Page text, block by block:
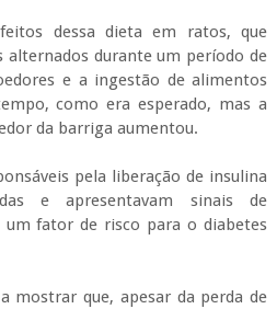
dessa dieta em ratos, que
alternados durante um período de
e a ingestão de alimentos
como era esperado, mas a
da barriga aumentou.
pela liberação de insulina
e apresentavam sinais de
fator de risco para o diabetes
mostrar que, apesar da perda de